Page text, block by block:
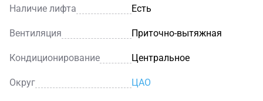
Наличие лифта Есть
Вентиляция Приточно-вытяжная
Кондиционирование Центральное
Округ ЦАО